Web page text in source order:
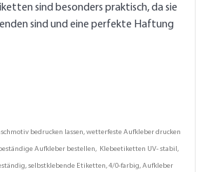
sind besonders praktisch, da sie
sind und eine perfekte Haftung
bedrucken lassen, wetterfeste Aufkleber drucken
Aufkleber bestellen, Klebeetiketten UV- stabil,
selbstklebende Etiketten, 4/0-farbig, Aufkleber